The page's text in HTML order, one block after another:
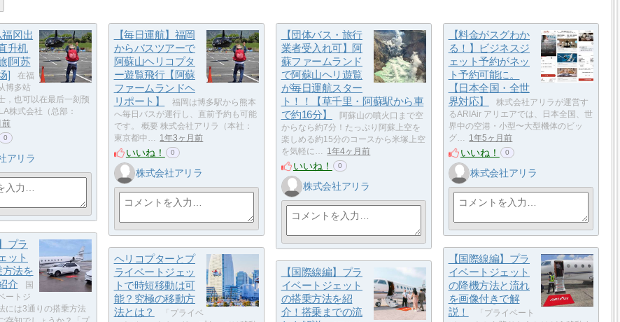
福冈出
升机
[阿苏
]
在福
博多站
，也可以在最后一刻预
株式会社（总部：
前
0
アリラ
【毎日運航】福岡
からバスツアーで
阿蘇山ヘリコプタ
ー遊覧飛行【阿蘇
ファームランドヘ
リポート】
福岡は博多駅から熊本
へ毎日バスが運行し、直前予約も可能
です。 概要 株式会社アリラ（本社：
東京都中… 1年3ヶ月前
いいね！ 0
株式会社アリラ
【団体バス・旅行
業者受入れ可】阿
蘇ファームランド
で阿蘇山ヘリ遊覧
が毎日運航スター
ト！！【草千里・阿蘇駅から車
で約16分】
阿蘇山の噴火口まで空
からなら約7分！たっぷり阿蘇上空を
楽しめる約15分のコースから米塚上空
を気軽に… 1年4ヶ月前
いいね！ 0
株式会社アリラ
【料金がスグわか
る！】ビジネスジ
ェット予約がネッ
ト予約可能に。
【日本全国・全世
界対応】
株式会社アリラが運営す
るARIAir アリエアでは、日本全国、世
界中の空港・小型〜大型機体のビッ
グ… 1年5ヶ月前
いいね！ 0
株式会社アリラ
プラ
ット
方法を
介
国
ートジ
には3通りの搭乗方法
ヘリコプターとプ
ライベートジェッ
トで時短移動は可
能？究極の移動方
法とは？
「プライベ
【国際線編】プラ
イベートジェット
の降機方法と流れ
を画像付きで解
説！
「プライベート
【国際線編】プラ
イベートジェット
の搭乗方法を紹
介！搭乗までの流